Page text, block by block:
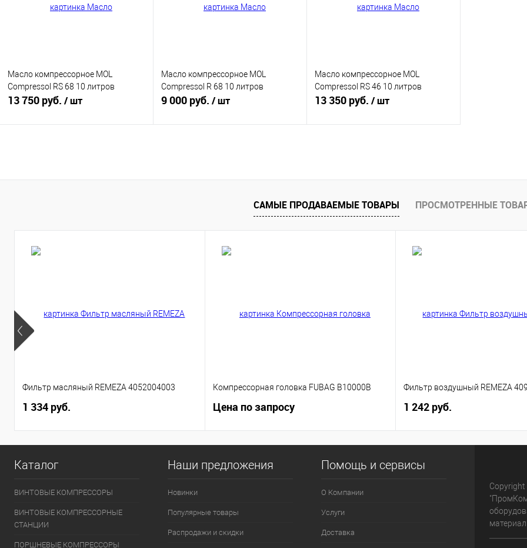
Масло компрессорное MOL
Compressol RS 68 10 литров
13 750 руб. / шт
Масло компрессорное MOL
Compressol R 68 10 литров
9 000 руб. / шт
Масло компрессорное MOL
Compressol RS 46 10 литров
13 350 руб. / шт
наличии
САМЫЕ ПРОДАВАЕМЫЕ ТОВАРЫ ПРОСМОТРЕННЫЕ
Фильтр масляный REMEZA 4052004003
1 334 руб.
Компрессорная головка FUBAG B10000B
Цена по запросу
Фильтр воздушный REMEZA
1 242 руб.
Каталог
ВИНТОВЫЕ КОМПРЕССОРЫ
ВИНТОВЫЕ КОМПРЕССОРНЫЕ
СТАНЦИИ
ПОРШНЕВЫЕ КОМПРЕССОРЫ
Наши предложения
Новинки
Популярные товары
Распродажи и скидки
Помощь и сервисы
О Компании
Услуги
Доставка